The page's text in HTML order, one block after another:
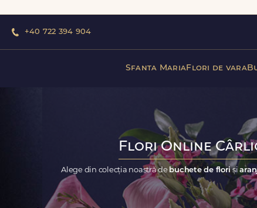
+40 722 394 904
Sfanta MariaFlori de vara
Flori Online
Alege din colecția noastră de buchete de floriși